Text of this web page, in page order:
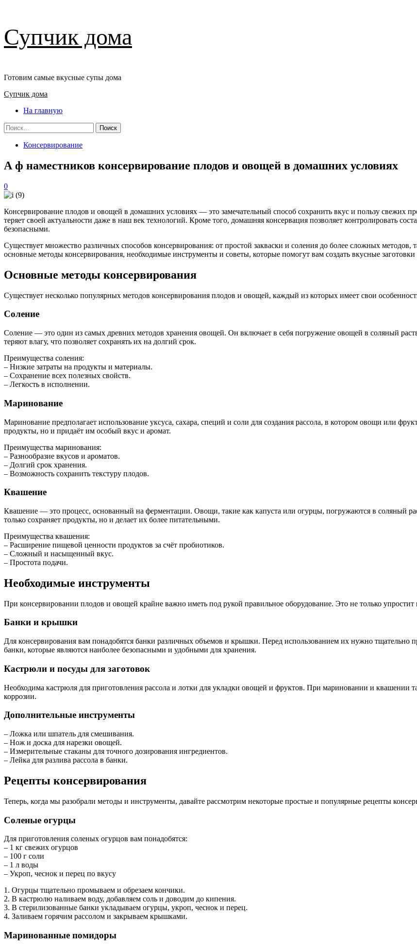
к
содержимому
Супчик дома
Готовим самые вкусные супы дома
Основное
Супчик дома
На главную
Найти:
Консервирование
А ф наместников консервирование плодов и овощей в домашних условиях
0
Консервирование плодов и овощей в домашних условиях — это замечательный способ сохранить вкус и пользу свежих
теряет своей актуальности даже в наш век технологий. Кроме того, домашняя консервация позволяет контролировать
безопасными.
Существует множество различных способов консервирования: от простой закваски и соления до более сложных
основные методы консервирования, необходимые инструменты и советы, которые помогут вам создать вкусные заготовки
Основные методы консервирования
Существует несколько популярных методов консервирования плодов и овощей, каждый из которых имеет свои
Соление
Соление — это один из самых древних методов хранения овощей. Он включает в себя погружение овощей в соляный
теряют влагу, что позволяет сохранять их на долгий срок.
Преимущества соления:
– Низкие затраты на продукты и материалы.
– Сохранение всех полезных свойств.
– Легкость в исполнении.
Маринование
Маринование предполагает использование уксуса, сахара, специй и соли для создания рассола, в котором овощи или
продукты, но и придаёт им особый вкус и аромат.
Преимущества маринования:
– Разнообразие вкусов и ароматов.
– Долгий срок хранения.
– Возможность сохранить текстуру плодов.
Квашение
Квашение — это процесс, основанный на ферментации. Овощи, такие как капуста или огурцы, погружаются в соляный
только сохраняет продукты, но и делает их более питательными.
Преимущества квашения:
– Расширение пищевой ценности продуктов за счёт пробиотиков.
– Сложный и насыщенный вкус.
– Простота подачи.
Необходимые инструменты
При консервировании плодов и овощей крайне важно иметь под рукой правильное оборудование. Это не только упростит
Банки и крышки
Для консервирования вам понадобятся банки различных объемов и крышки. Перед использованием их нужно тщательно
банки, которые являются наиболее безопасными и удобными для хранения.
Кастрюли и посуды для заготовок
Необходима кастрюля для приготовления рассола и лотки для укладки овощей и фруктов. При мариновании и квашении
коррозии.
Дополнительные инструменты
– Ложка или шпатель для смешивания.
– Нож и доска для нарезки овощей.
– Измерительные стаканы для точного дозирования ингредиентов.
– Лейка для разлива рассола в банки.
Рецепты консервирования
Теперь, когда мы разобрали методы и инструменты, давайте рассмотрим некоторые простые и популярные рецепты
Соленые огурцы
Для приготовления соленых огурцов вам понадобятся:
– 1 кг свежих огурцов
– 100 г соли
– 1 л воды
– Укроп, чеснок и перец по вкусу
1. Огурцы тщательно промываем и обрезаем кончики.
2. В кастрюлю наливаем воду, добавляем соль и доводим до кипения.
3. В стерилизованные банки укладываем огурцы, укроп, чеснок и перец.
4. Заливаем горячим рассолом и закрываем крышками.
Маринованные помидоры